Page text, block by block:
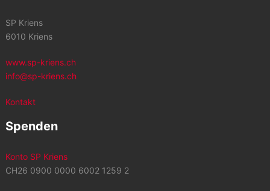
SP Kriens
6010 Kriens
www.sp-kriens.ch
info@sp-kriens.ch
Kontakt
Spenden
Konto SP Kriens
CH26 0900 0000 6002 1259 2